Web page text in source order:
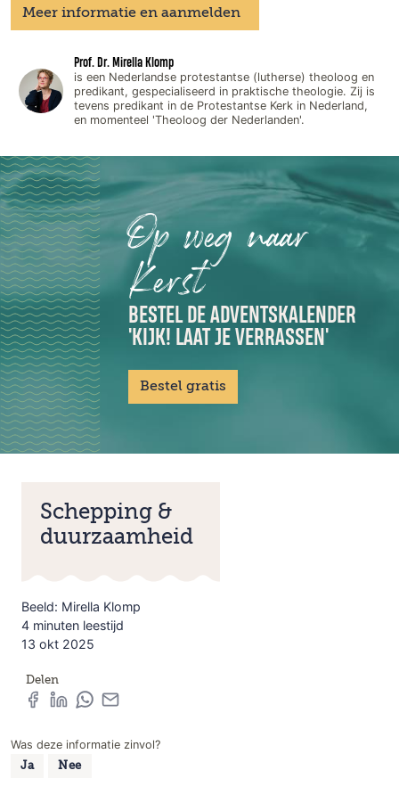
Meer informatie en aanmelden
Prof. Dr. Mirella Klomp
is een Nederlandse protestantse (lutherse) theoloog en
predikant, gespecialiseerd in praktische theologie. Zij is
tevens predikant in de Protestantse Kerk in Nederland,
en momenteel 'Theoloog der Nederlanden'.
Op weg naar
Kerst
BESTEL DE ADVENTSKALENDER
'KIJK! LAAT JE VERRASSEN'
Bestel gratis
Schepping &
duurzaamheid
Beeld: Mirella Klomp
4 minuten leestijd
13 okt 2025
Delen
Was deze informatie zinvol?
Ja Nee